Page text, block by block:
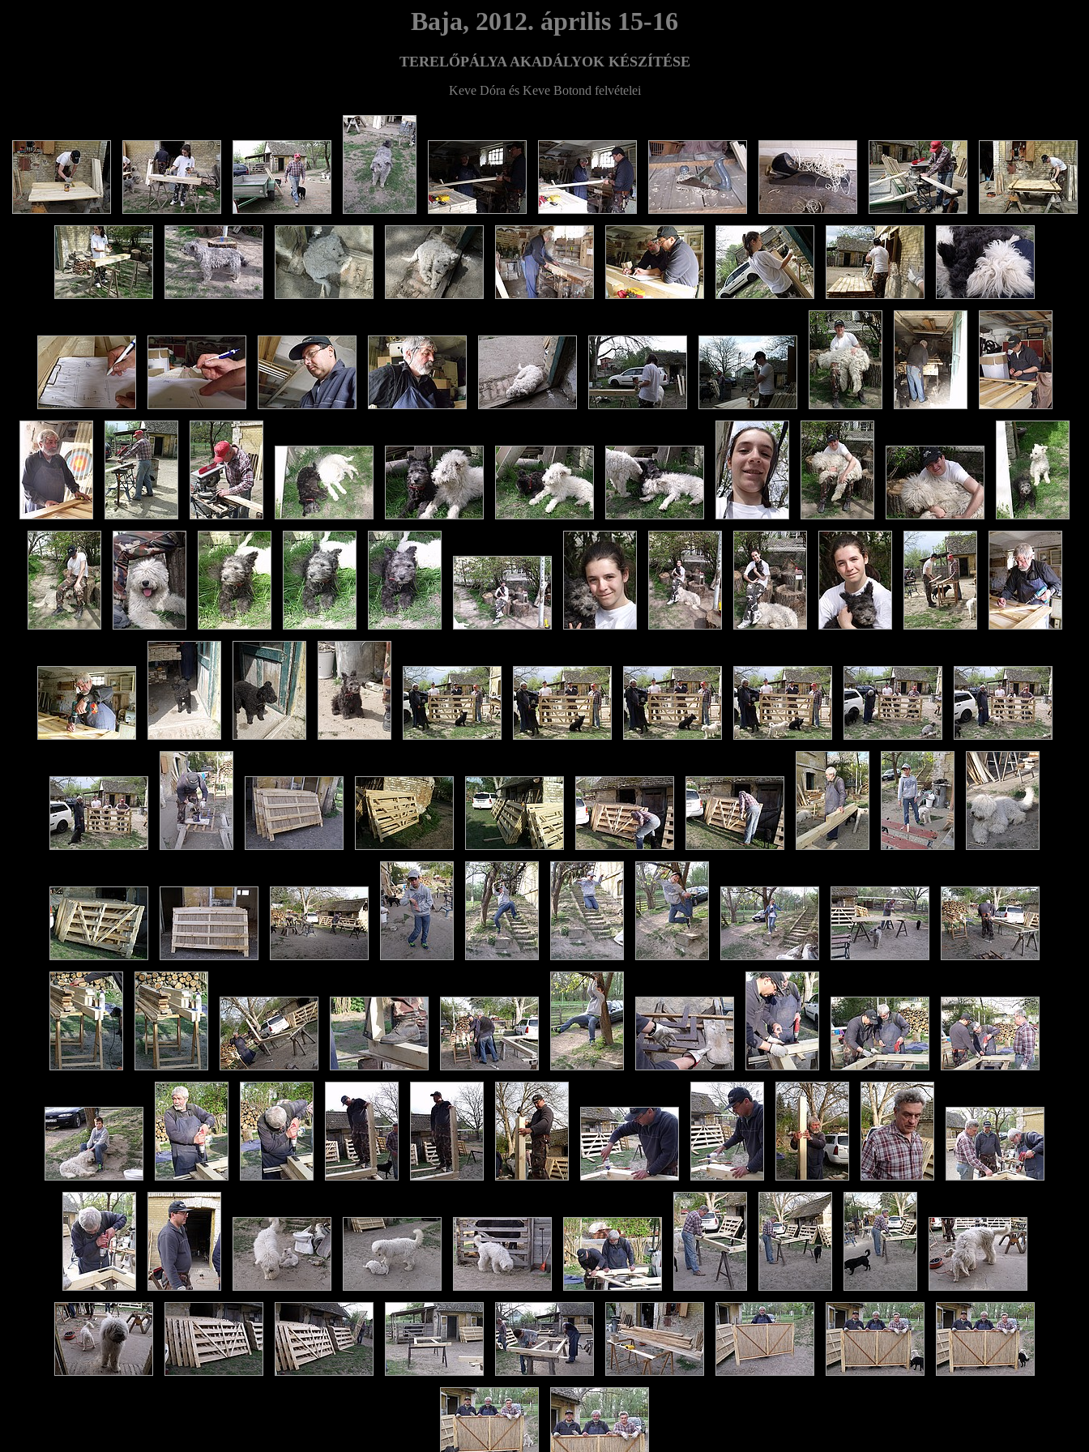
Baja, 2012. április 15-16
TERELŐPÁLYA AKADÁLYOK KÉSZÍTÉSE
Keve Dóra és Keve Botond felvételei